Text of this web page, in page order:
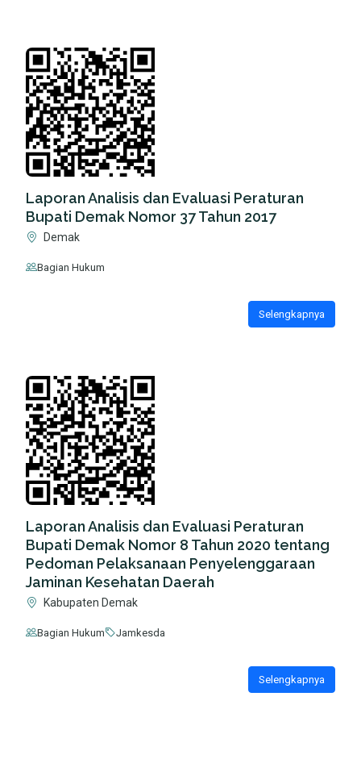
Laporan Analisis dan Evaluasi Peraturan
Bupati Demak Nomor 37 Tahun 2017
Demak
Bagian Hukum
Selengkapnya
Laporan Analisis dan Evaluasi Peraturan
Bupati Demak Nomor 8 Tahun 2020 tentang
Pedoman Pelaksanaan Penyelenggaraan
Jaminan Kesehatan Daerah
Kabupaten Demak
Bagian Hukum Jamkesda
Selengkapnya